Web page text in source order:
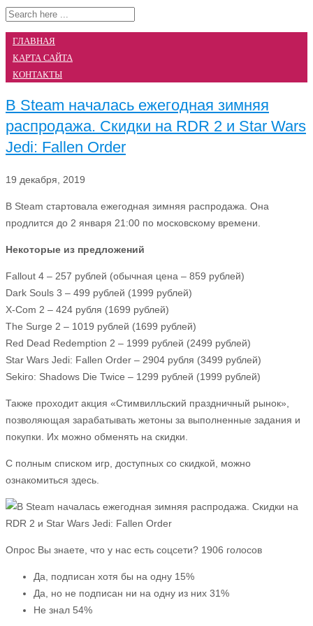
ГЛАВНАЯ
КАРТА САЙТА
КОНТАКТЫ
В Steam началась ежегодная зимняя
распродажа. Скидки на RDR 2 и Star Wars
Jedi: Fallen Order
19 декабря, 2019
В Steam стартовала ежегодная зимняя распродажа. Она
продлится до 2 января 21:00 по московскому времени.
Некоторые из предложений
Fallout 4 – 257 рублей (обычная цена – 859 рублей)
Dark Souls 3 – 499 рублей (1999 рублей)
X-Com 2 – 424 рубля (1699 рублей)
The Surge 2 – 1019 рублей (1699 рублей)
Red Dead Redemption 2 – 1999 рублей (2499 рублей)
Star Wars Jedi: Fallen Order – 2904 рубля (3499 рублей)
Sekiro: Shadows Die Twice – 1299 рублей (1999 рублей)
Также проходит акция «Стимвилльский праздничный рынок»,
позволяющая зарабатывать жетоны за выполненные задания и
покупки. Их можно обменять на скидки.
С полным списком игр, доступных со скидкой, можно
ознакомиться здесь.
Опрос Вы знаете, что у нас есть соцсети? 1906 голосов
Да, подписан хотя бы на одну 15%
Да, но не подписан ни на одну из них 31%
Не знал 54%